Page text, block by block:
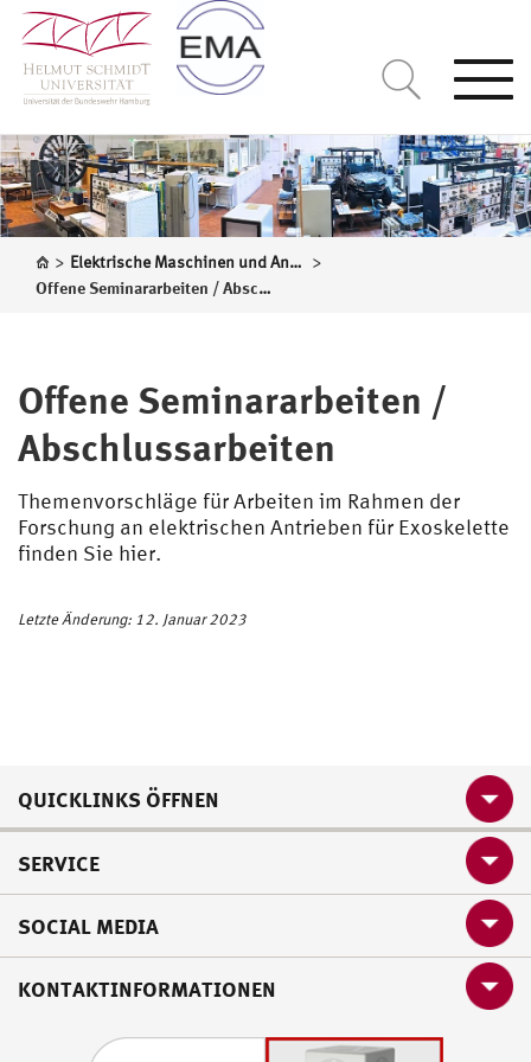
> Elektrische Maschinen und Antriebssysteme >
Offene Seminararbeiten / Abschlussarbeiten
Offene Seminararbeiten /
Abschlussarbeiten
Themenvorschläge für Arbeiten im Rahmen der
Forschung an elektrischen Antrieben für Exoskelette
finden Sie hier.
Letzte Änderung: 12. Januar 2023
QUICKLINKS ÖFFNEN
SERVICE
SOCIAL MEDIA
KONTAKTINFORMATIONEN